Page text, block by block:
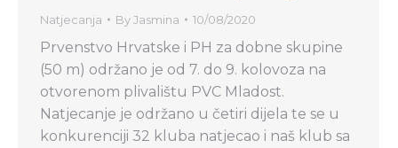
Natjecanja ByJasmina 10/08/2020
Prvenstvo Hrvatske i PH za dobne skupine
(50 m) održano je od 7. do 9. kolovoza na
otvorenom plivalištu PVC Mladost.
Natjecanje je održano u četiri dijela te se u
konkurenciji 32 kluba natjecao i naš klub sa